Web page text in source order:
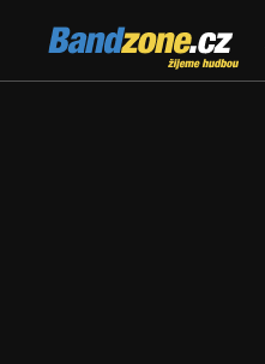
Bandzone.cz
žijeme hudbou